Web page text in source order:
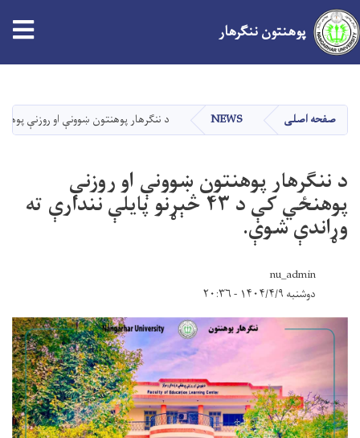
main
content
پوهنتون ننګرهار
صفحه اصلی NEWS د ننګرهار پوهنتون ښوونې او روزنې پوهنځي کې د ۴۳ څېړنو پایلې
د ننګرهار پوهنتون ښوونې او روزنې
پوهنځي کې د ۴۳ څېړنو پایلې نندارې ته
وړاندې شوې.
nu_admin
دوشنبه ۱۴۰۴/۴/۹ - ۲۰:۳۶